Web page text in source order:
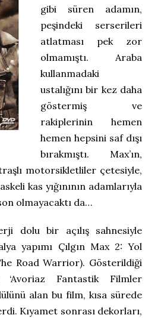
gibi süren adamın,
peşindeki serserileri
atlatması pek zor
olmamıştı. Araba
kullanmadaki
ustalığını bir kez daha
göstermiş ve
rakiplerinin hemen
hemen hepsini saf dışı
bırakmıştı. Max’ın,
motorsikletliler çetesiyle,
kas yığınının adamlarıyla
olmayacaktı da…
dolu bir açılış sahnesiyle
yapımı Çılgın Max 2: Yol
Road Warrior). Gösterildiği
‘Avoriaz Fantastik Filmler
alan bu film, kısa sürede
Kıyamet sonrası dekorları,